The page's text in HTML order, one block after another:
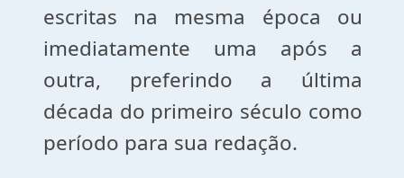
escritas na mesma época ou
imediatamente uma após a
outra, preferindo a última
década do primeiro século como
período para sua redação.